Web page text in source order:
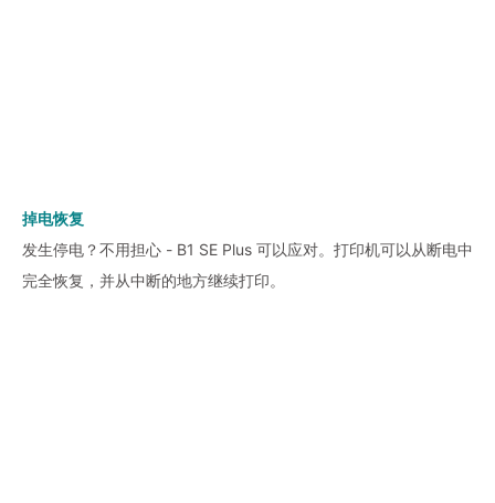
掉电恢复
发生停电？不用担心 - B1 SE Plus 可以应对。打印机可以从断电中
完全恢复，并从中断的地方继续打印。